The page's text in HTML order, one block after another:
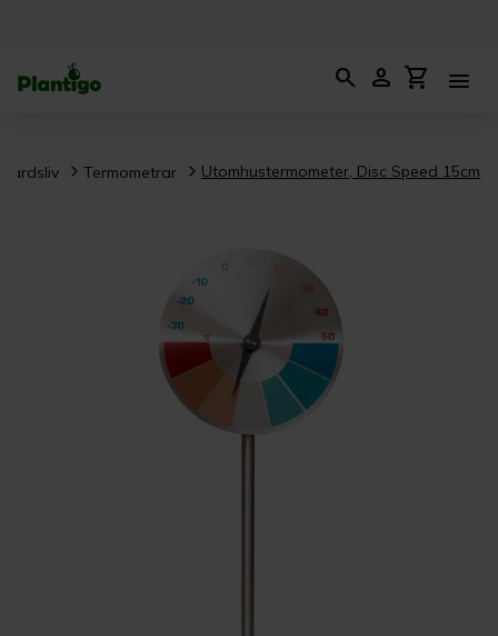
search person shopping_cart menu
Termometrar Utomhustermometer, Disc Speed 15cm